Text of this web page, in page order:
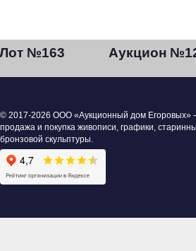
Лот №163 Аукцион
© 2017-2026 ООО «Аукционный дом Егоровых»
продажа и покупка живописи, графики,
бронзовой скульптуры.